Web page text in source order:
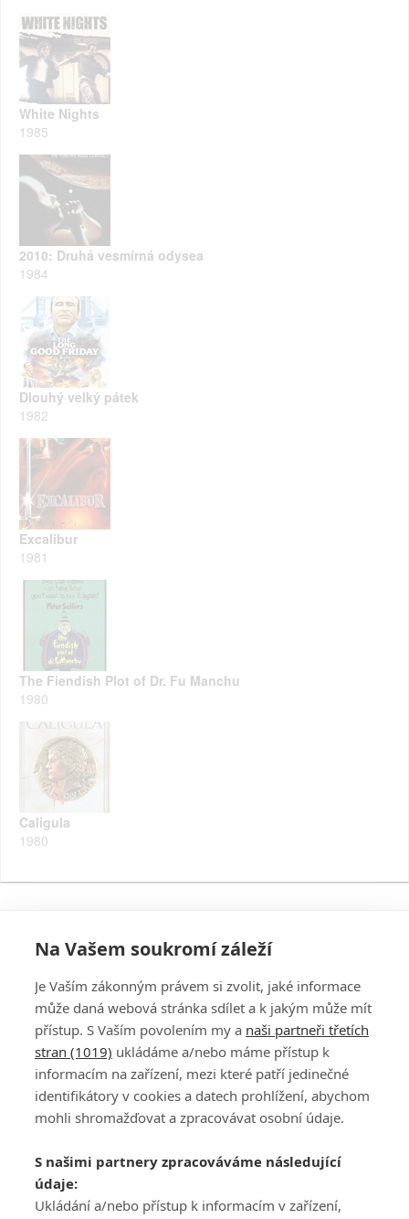
White Nights
1985
2010: Druhá vesmírná odysea
1984
Dlouhý velký pátek
1982
Excalibur
1981
The Fiendish Plot of Dr. Fu Manchu
1980
Caligula
1980
PŘIHLÁSIT
REGISTROVAT
DISKUZE
Šéfredaktorkou webu jePetr Slavík, e-mailserialy@fandimefilmu.cz
Máte-li zájem o inzerci na našem webu napište nám na e-mail
studio@koncal.com
Na Vašem soukromí záleží
Je Vaším zákonným právem si zvolit, jaké informace
může daná webová stránka sdílet a k jakým může mít
přístup. S Vaším povolením my a naši partneři třetích
stran (1019) ukládáme a/nebo máme přístup k
informacím na zařízení, mezi které patří jedinečné
identifikátory v cookies a datech prohlížení, abychom
mohli shromažďovat a zpracovávat osobní údaje.
S našimi partnery zpracováváme následující
údaje:
Ukládání a/nebo přístup k informacím v zařízení,